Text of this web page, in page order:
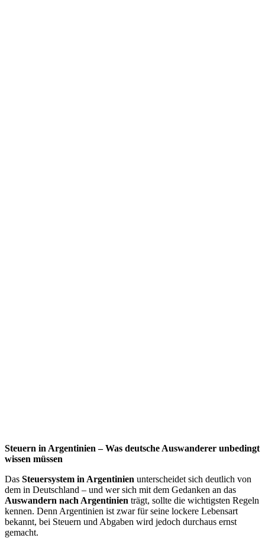
Steuern in Argentinien – Was deutsche Auswanderer unbedingt
wissen müssen
Das Steuersystem in Argentinien unterscheidet sich deutlich von
dem in Deutschland – und wer sich mit dem Gedanken an das
Auswandern nach Argentinien trägt, sollte die wichtigsten Regeln
kennen. Denn Argentinien ist zwar für seine lockere Lebensart
bekannt, bei Steuern und Abgaben wird jedoch durchaus ernst
gemacht.